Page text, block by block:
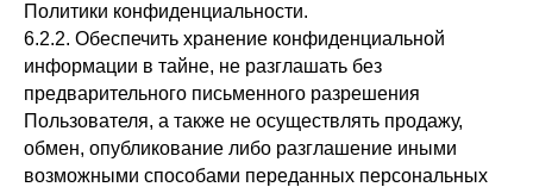
Политики конфиденциальности.
6.2.2. Обеспечить хранение конфиденциальной
информации в тайне, не разглашать без
предварительного письменного разрешения
Пользователя, а также не осуществлять продажу,
обмен, опубликование либо разглашение иными
возможными способами переданных персональных